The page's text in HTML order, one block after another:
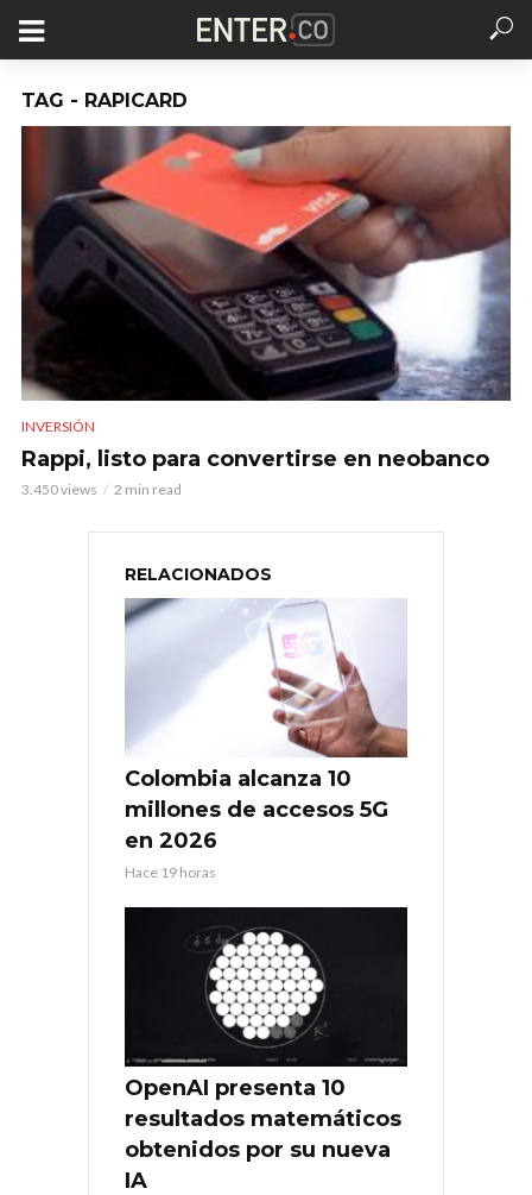
TAG - RAPICARD
INVERSIÓN
Rappi, listo para convertirse en neobanco
3.450 views 2 min read
RELACIONADOS
Colombia alcanza 10
millones de accesos 5G
en 2026
Hace 19 horas
OpenAI presenta 10
resultados matemáticos
obtenidos por su nueva
IA